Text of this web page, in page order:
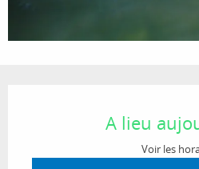
A lieu
Voir les